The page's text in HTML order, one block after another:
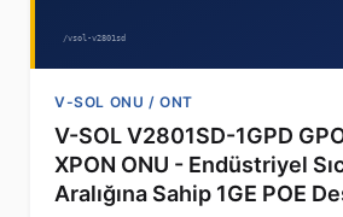
V-SOL ONU / ONT
V-SOL V2801SD-1GPD
XPON ONU - Endüstriyel
Aralığına Sahip 1GE POE